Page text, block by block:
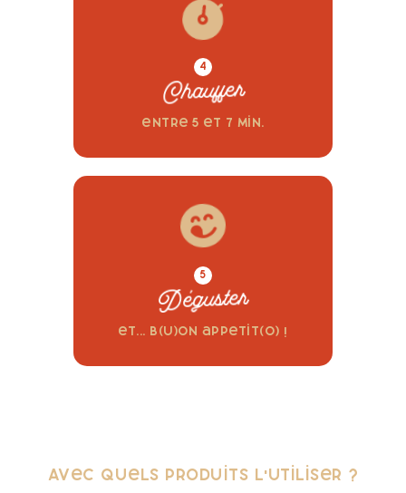
4
Chauffer
entre 5 et 7 min.
5
Déguster
et... b(u)on appetit(o) !
Avec quels produits l'utiliser ?